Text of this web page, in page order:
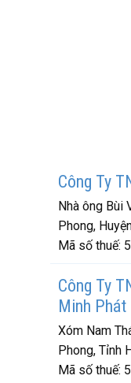
Công Ty
Nhà ông Bùi
Phong,
Mã số thuế:
Công Ty
Minh Phát
Xóm Nam
Phong, Tỉnh
Mã số thuế: